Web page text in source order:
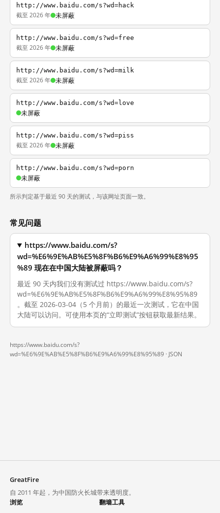
http://www.baidu.com/s?wd=hack
截至 2026 年 未屏蔽
http://www.baidu.com/s?wd=free
截至 2026 年 未屏蔽
http://www.baidu.com/s?wd=milk
截至 2026 年 未屏蔽
http://www.baidu.com/s?wd=love
未屏蔽
http://www.baidu.com/s?wd=piss
截至 2026 年 未屏蔽
http://www.baidu.com/s?wd=porn
未屏蔽
所示判定基于最近 90 天的测试，与该网址页面一致。
常见问题
https://www.baidu.com/s?
wd=%E6%9E%AB%E5%8F%B6%E9%A6%99%E8%95
%89 现在在中国大陆被屏蔽吗？
最近 90 天内我们没有测试过 https://www.baidu.com/s?
wd=%E6%9E%AB%E5%8F%B6%E9%A6%99%E8%95%89
。截至 2026-03-04（5 个月前）的最近一次测试，它在中国
大陆可以访问。可使用本页的“立即测试”按钮获取最新结果。
https://www.baidu.com/s?
wd=%E6%9E%AB%E5%8F%B6%E9%A6%99%E8%95%89 · JSON
GreatFire
自 2011 年起，为中国防火长城带来透明度。
浏览
翻墙工具